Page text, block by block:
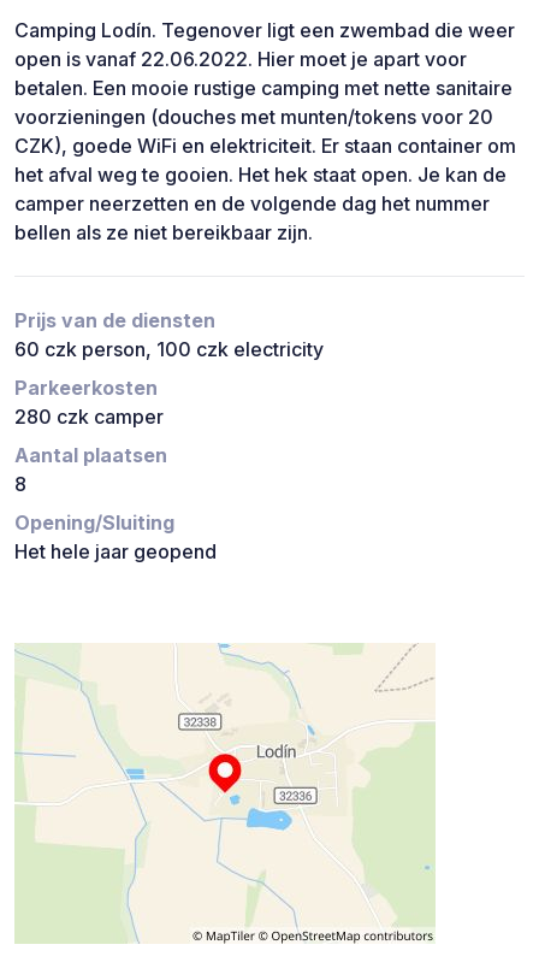
Camping Lodín. Tegenover ligt een zwembad die weer
open is vanaf 22.06.2022. Hier moet je apart voor
betalen. Een mooie rustige camping met nette sanitaire
voorzieningen (douches met munten/tokens voor 20
CZK), goede WiFi en elektriciteit. Er staan container om
het afval weg te gooien. Het hek staat open. Je kan de
camper neerzetten en de volgende dag het nummer
bellen als ze niet bereikbaar zijn.
Prijs van de diensten
60 czk person, 100 czk electricity
Parkeerkosten
280 czk camper
Aantal plaatsen
8
Opening/Sluiting
Het hele jaar geopend